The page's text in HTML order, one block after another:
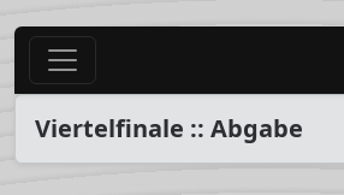
Viertelfinale :: Abgabe